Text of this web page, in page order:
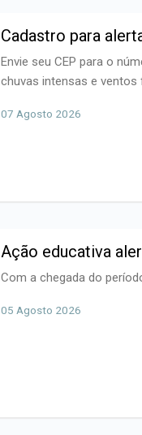
Cadastro para
Envie seu CEP para o
chuvas intensas e ventos
07 Agosto 2026
Ação educativa
Com a chegada do
05 Agosto 2026